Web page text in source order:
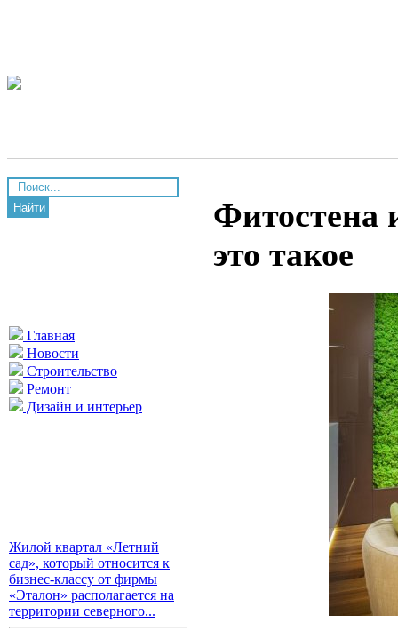
Найти
Главная
Новости
Строительство
Ремонт
Дизайн и интерьер
Жилой квартал «Летний
сад», который относится к
бизнес-классу от фирмы
«Эталон» располагается на
территории северного...
Фитостена
это такое